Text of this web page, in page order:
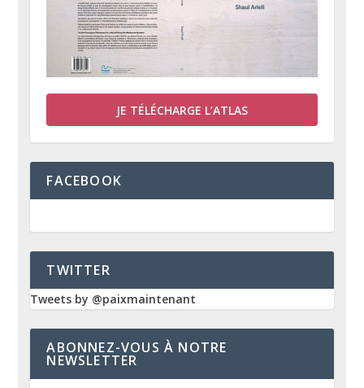
JE TÉLÉCHARGE L’ATLAS
FACEBOOK
TWITTER
Tweets by @paixmaintenant
ABONNEZ-VOUS À NOTRE
NEWSLETTER